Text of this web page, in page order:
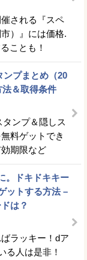
される『スペ
）』には価格.
ことも！
ンプまとめ（20
＆取得条件
ンプ＆隠しス
料ゲットでき
期限など
。ドキドキキー
ットする方法 –
は？
ラッキー！dア
る人は是非！